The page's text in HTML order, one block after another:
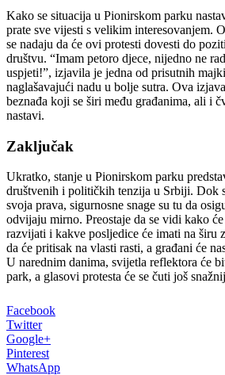
Kako se situacija u Pionirskom parku
prate sve vijesti s velikim interesovanjem.
se nadaju da će ovi protesti dovesti do
društvu. “Imam petoro djece, nijedno ne
uspjeti!”, izjavila je jedna od prisutnih
naglašavajući nadu u bolje sutra. Ova
beznađa koji se širi među građanima, ali i
nastavi.
Zaključak
Ukratko, stanje u Pionirskom parku
društvenih i političkih tenzija u Srbiji. Dok
svoja prava, sigurnosne snage su tu da
odvijaju mirno. Preostaje da se vidi kako
razvijati i kakve posljedice će imati na širu
da će pritisak na vlasti rasti, a građani će
U narednim danima, svijetla reflektora će
park, a glasovi protesta će se čuti još
Facebook
Twitter
Google+
Pinterest
WhatsApp